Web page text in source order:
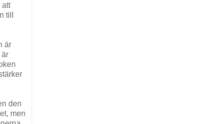
att
till
är
är
den
men